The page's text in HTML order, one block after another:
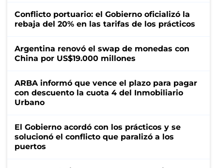
Conflicto portuario: el Gobierno oficializó la
rebaja del 20% en las tarifas de los prácticos
Argentina renovó el swap de monedas con
China por US$19.000 millones
ARBA informó que vence el plazo para pagar
con descuento la cuota 4 del Inmobiliario
Urbano
El Gobierno acordó con los prácticos y se
solucionó el conflicto que paralizó a los
puertos